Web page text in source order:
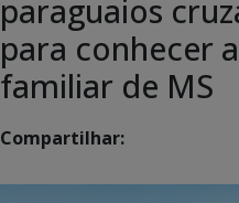
paraguaios
para conhecer
familiar de MS
Compartilhar: